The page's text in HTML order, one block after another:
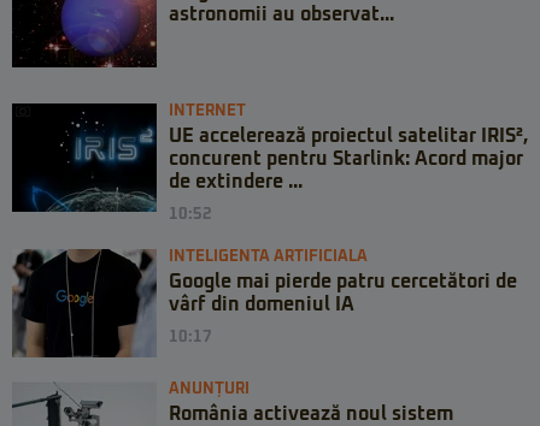
astronomii au observat...
INTERNET
UE accelerează proiectul satelitar IRIS²,
concurent pentru Starlink: Acord major
de extindere ...
10:52
INTELIGENTA ARTIFICIALA
Google mai pierde patru cercetători de
vârf din domeniul IA
10:17
ANUNȚURI
România activează noul sistem